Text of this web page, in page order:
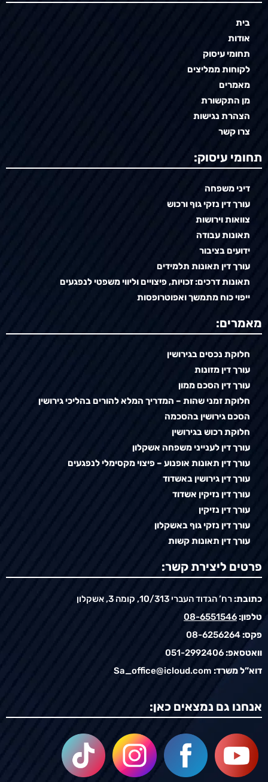
בית
אודות
תחומי עיסוק
לקוחות ממליצים
מאמרים
מן התקשורת
הצהרת נגישות
צרו קשר
תחומי עיסוק:
דיני משפחה
עורך דין נזקי גוף ורכוש
צוואות וירושות
תאונות עבודה
ידועים בציבור
עורך דין תאונות תלמידים
תאונות דרכים: זכויות, פיצויים וליווי משפטי לנפגעים
ייפוי כוח מתמשך ואפוטרופסות
מאמרים:
חלוקת נכסים בגירושין
עורך דין מזונות
עורך דין הסכם ממון
חלוקת זמני שהות – המדריך המלא להורים בהליכי גירושין
הסכם גירושין בהסכמה
חלוקת רכוש בגירושין
עורך דין לענייני משפחה אשקלון
עורך דין תאונות אופנוע – פיצוי מקסימלי לנפגעים
עורך דין גירושין באשדוד
עורך דין נזיקין אשדוד
עורך דין נזיקין
עורך דין נזקי גוף באשקלון
עורך דין תאונות קשות
פרטים ליצירת קשר:
כתובת:רח’ הגדוד העברי 10/313, קומה 3, אשקלון
טלפון:08-6551546
פקס:08-6256264
וואטסאפ:051-2992406
דוא”ל משרד: Sa_office@icloud.com
אנחנו גם נמצאים כאן: